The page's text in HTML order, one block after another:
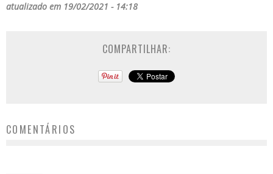
atualizado em 19/02/2021 - 14:18
COMPARTILHAR:
COMENTÁRIOS